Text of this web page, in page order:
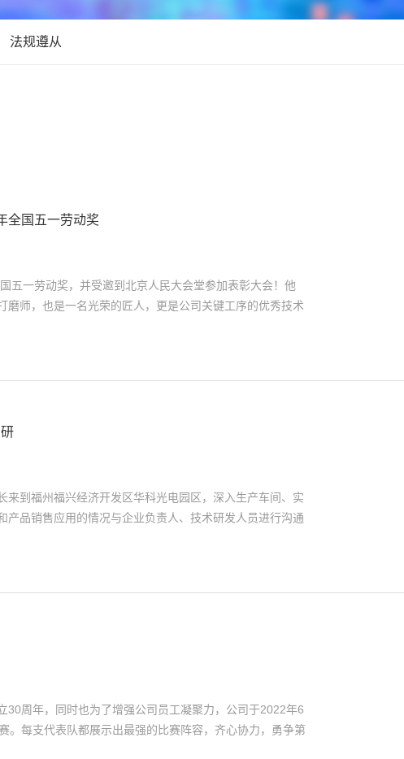
法规遵从
全国五一劳动奖
五一劳动奖，并受邀到北京人民大会堂参加表彰大会！他
磨师，也是一名光荣的匠人，更是公司关键工序的优秀技术
来到福州福兴经济开发区华科光电园区，深入生产车间、实
产品销售应用的情况与企业负责人、技术研发人员进行沟通
30周年，同时也为了增强公司员工凝聚力，公司于2022年6
。每支代表队都展示出最强的比赛阵容，齐心协力，勇争第